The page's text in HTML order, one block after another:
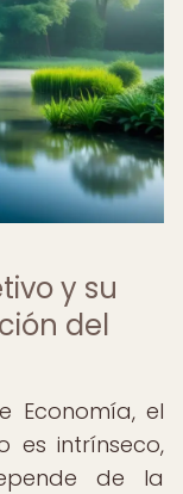
y su
del
Economía, el
es intrínseco,
de la